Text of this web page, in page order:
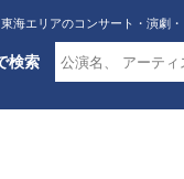
海エリアのコンサート・演劇
検索